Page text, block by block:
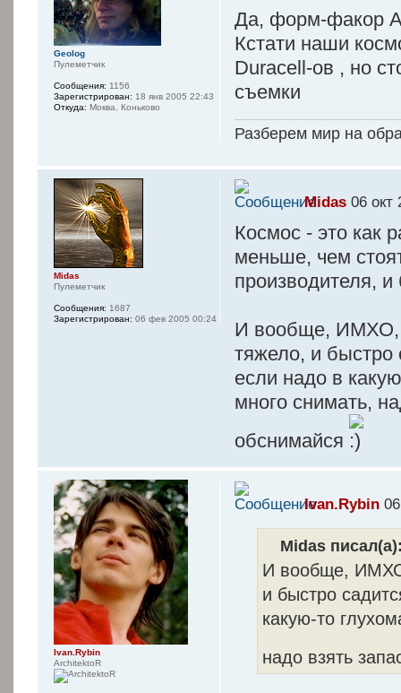
Да, форм-факор
Кстати наши
Duracell-ов , но
съемки
Разберем мир на
Geolog
Пулеметчик
Сообщения: 1156
Зарегистрирован: 18 янв 2005 22:43
Откуда: Моква, Коньково
Midas 06 окт
Космос - это как
меньше, чем
производителя,
И вообще, ИМХО,
тяжело, и быстро
если надо в
много снимать,
обснимайся
Midas
Пулеметчик
Сообщения: 1687
Зарегистрирован: 06 фев 2005 00:24
Ivan.Rybin
Midas
И вообще,
и быстро
какую-то
надо взять
Ivan.Rybin
ArchitektoR